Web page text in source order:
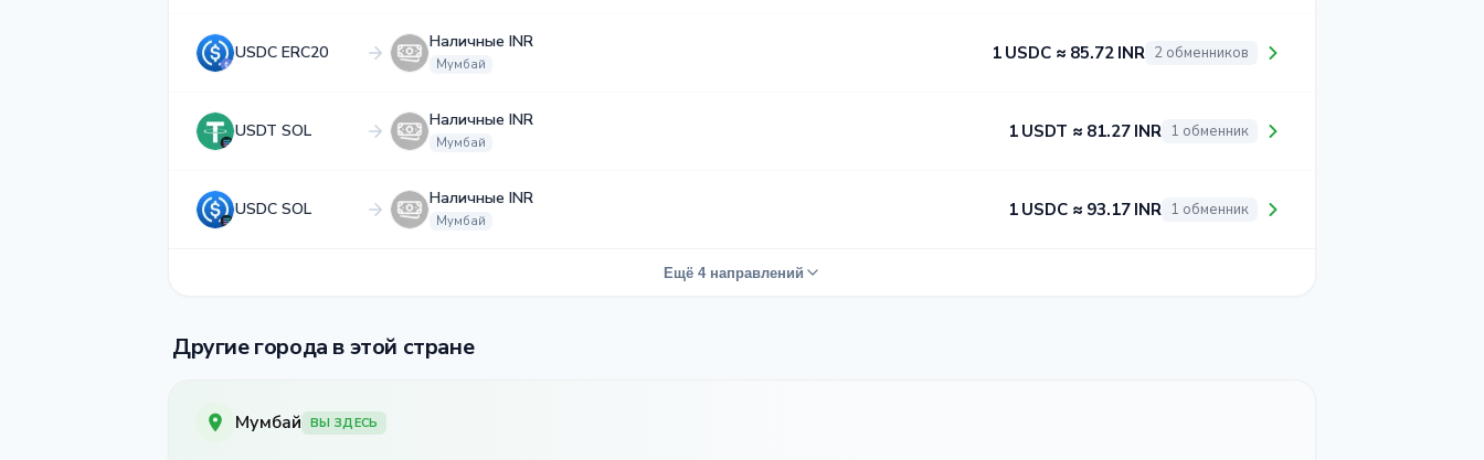
USDC ERC20
Наличные INR
Мумбай
1 USDC ≈ 85.72 INR 2 обменников
USDT SOL
Наличные INR
Мумбай
1 USDT ≈ 81.27 INR 1 обменник
USDC SOL
Наличные INR
Мумбай
1 USDC ≈ 93.17 INR 1 обменник
Ещё 4 направлений
Другие города в этой стране
Мумбай ВЫ ЗДЕСЬ